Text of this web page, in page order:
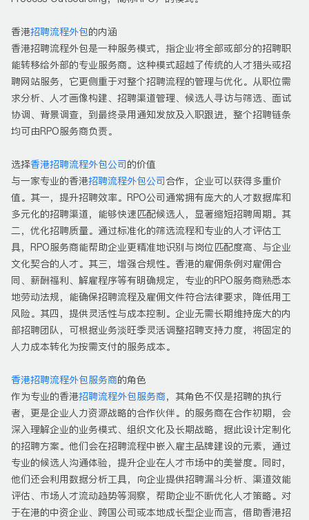
香港招聘流程外包的内涵
香港招聘流程外包是一种服务模式，指企业将全部或部分的招聘职
能转移给外部的专业服务商。这种模式超越了传统的人才猎头或招
聘网站服务，它更侧重于对整个招聘流程的管理与优化。从职位需
求分析、人才画像构建、招聘渠道管理、候选人寻访与筛选、面试
协调、背景调查，到最终录用通知发放及入职跟进，整个招聘链条
均可由RPO服务商负责。
选择香港招聘流程外包公司的价值
与一家专业的香港招聘流程外包公司合作，企业可以获得多重价
值。其一，提升招聘效率。RPO公司通常拥有庞大的人才数据库和
多元化的招聘渠道，能够快速匹配候选人，显著缩短招聘周期。其
二，优化招聘质量。通过标准化的筛选流程和专业的人才评估工
具，RPO服务商能帮助企业更精准地识别与岗位匹配度高、与企业
文化契合的人才。其三，增强合规性。香港的雇佣条例对雇佣合
同、薪酬福利、解雇程序等有明确规定，专业的RPO服务商熟悉本
地劳动法规，能确保招聘流程及雇佣文件符合法律要求，降低用工
风险。其四，提供灵活性与成本控制。企业无需长期维持庞大的内
部招聘团队，可根据业务淡旺季灵活调整招聘支持力度，将固定的
人力成本转化为按需支付的服务成本。
香港招聘流程外包服务商的角色
作为专业的香港招聘流程外包服务商，其角色不仅是招聘的执行
者，更是企业人力资源战略的合作伙伴。的服务商在合作初期，会
深入理解企业的业务模式、组织文化及长期战略，据此设计定制化
的招聘方案。他们会在招聘流程中嵌入雇主品牌建设的元素，通过
专业的候选人沟通体验，提升企业在人才市场中的美誉度。同时，
他们还会利用数据分析工具，向企业提供招聘漏斗分析、渠道效能
评估、市场人才流动趋势等洞察，帮助企业不断优化人才策略。对
于在港的中资企业、跨国公司或本地成长型企业而言，借助香港招